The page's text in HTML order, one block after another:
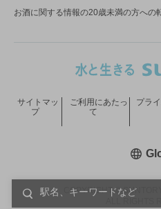
お酒に関する情報の20歳未満の方への
COPYRIGHT ©
サイトマッ
プ
ご利用にあたっ
て
プラ